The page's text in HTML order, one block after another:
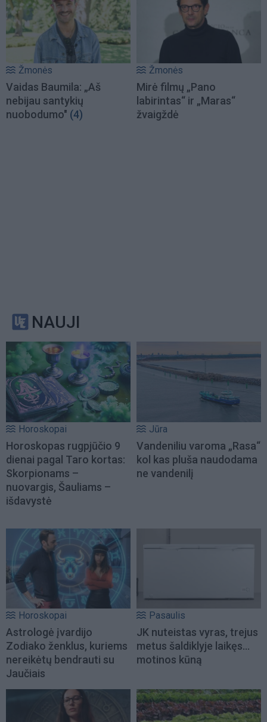
Žmonės
Vaidas Baumila: „Aš
nebijau santykių
nuobodumo" (4)
Žmonės
Mirė filmų „Pano
labirintas“ ir „Maras“
žvaigždė
NAUJI
Horoskopai
Horoskopas rugpjūčio 9
dienai pagal Taro kortas:
Skorpionams –
nuovargis, Šauliams –
išdavystė
Jūra
Vandeniliu varoma „Rasa“
kol kas pluša naudodama
ne vandenilį
Horoskopai
Astrologė įvardijo
Zodiako ženklus, kuriems
nereikėtų bendrauti su
Jaučiais
Pasaulis
JK nuteistas vyras, trejus
metus šaldiklyje laikęs...
motinos kūną